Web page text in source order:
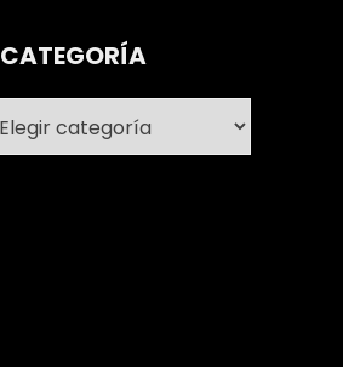
CATEGORÍA